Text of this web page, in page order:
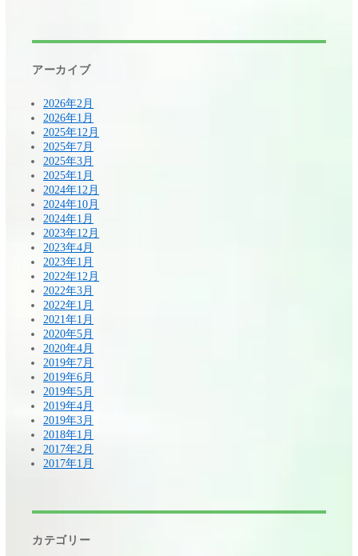
アーカイブ
2026年2月
2026年1月
2025年12月
2025年7月
2025年3月
2025年1月
2024年12月
2024年10月
2024年1月
2023年12月
2023年4月
2023年1月
2022年12月
2022年3月
2022年1月
2021年1月
2020年5月
2020年4月
2019年7月
2019年6月
2019年5月
2019年4月
2019年3月
2018年1月
2017年2月
2017年1月
カテゴリー